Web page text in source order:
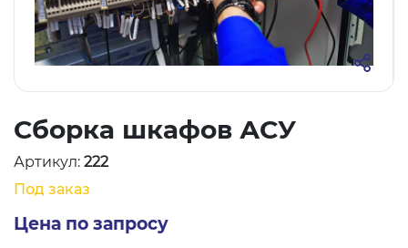
Сборка шкафов АСУ
Артикул: 222
Под заказ
Цена по запросу